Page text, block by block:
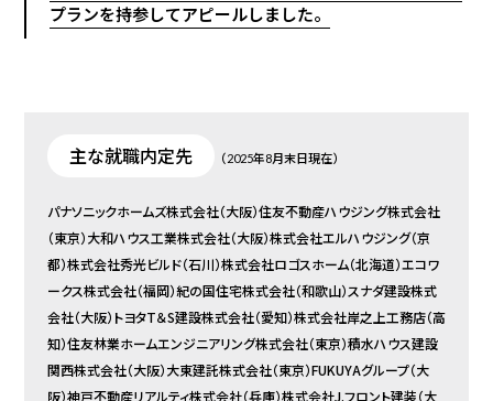
プランを持参してアピールしました。
主な就職内定先 （2025年8月末日現在）
パナソニックホームズ株式会社（大阪）住友不動産ハウジング株式会社
（東京）大和ハウス工業株式会社（大阪）株式会社エルハウジング（京
都）株式会社秀光ビルド（石川）株式会社ロゴスホーム（北海道）エコワ
ークス株式会社（福岡）紀の国住宅株式会社（和歌山）スナダ建設株式
会社（大阪）トヨタT＆S建設株式会社（愛知）株式会社岸之上工務店（高
知）住友林業ホームエンジニアリング株式会社（東京）積水ハウス建設
関西株式会社（大阪）大東建託株式会社（東京）FUKUYAグループ（大
阪）神戸不動産リアルティ株式会社（兵庫）株式会社J.フロント建装（大